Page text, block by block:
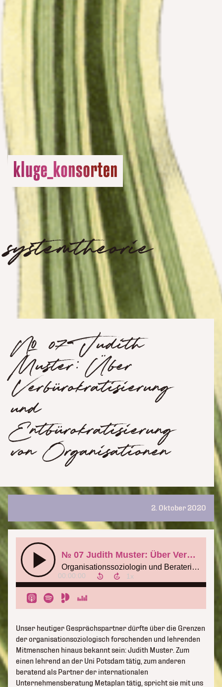
systemtheorie
№ 07 Judith
Muster: Über
Verbürokratisierung
und
Entbürokratisierung
von Organisationen
2. Oktober 2020
Unser heutiger Gesprächspartner dürfte über die Grenzen
der organisationsoziologisch forschenden und lehrenden
Mitmenschen hinaus bekannt sein: Judith Muster. Zum
einen lehrend an der Uni Potsdam tätig, zum anderen
beratend als Partner der internationalen
Unternehmensberatung Metaplan tätig, spricht sie mit uns